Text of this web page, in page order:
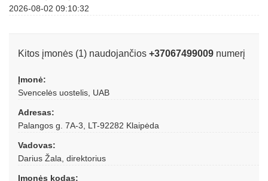
2026-08-02 09:10:32
Kitos įmonės (1) naudojančios +37067499009 numerį
Įmonė:
Svencelės uostelis, UAB
Adresas:
Palangos g. 7A-3, LT-92282 Klaipėda
Vadovas:
Darius Žala, direktorius
Įmonės kodas: